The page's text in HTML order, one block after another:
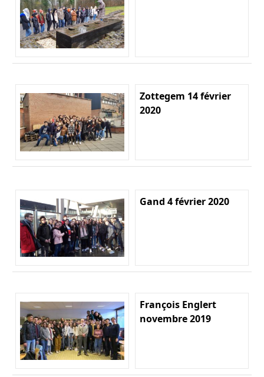
Zottegem 14 février
2020
Gand 4 février 2020
François Englert
novembre 2019